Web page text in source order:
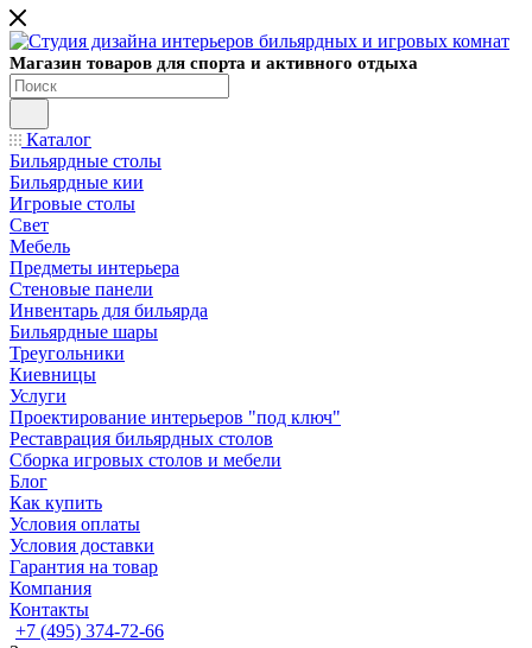
Магазин товаров для спорта и активного отдыха
Каталог
Бильярдные столы
Бильярдные кии
Игровые столы
Свет
Мебель
Предметы интерьера
Стеновые панели
Инвентарь для бильярда
Бильярдные шары
Треугольники
Киевницы
Услуги
Проектирование интерьеров "под ключ"
Реставрация бильярдных столов
Сборка игровых столов и мебели
Блог
Как купить
Условия оплаты
Условия доставки
Гарантия на товар
Компания
Контакты
+7 (495) 374-72-66